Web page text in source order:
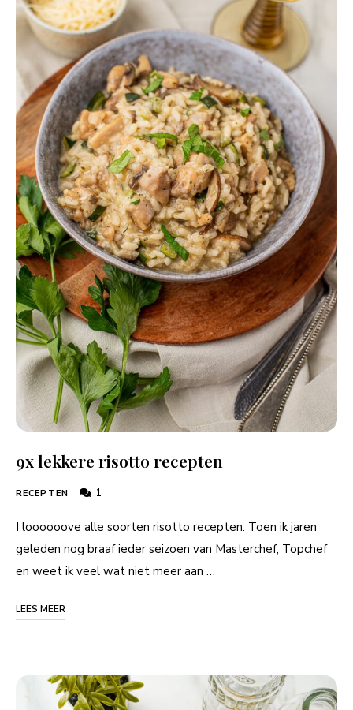
9x lekkere risotto recepten
RECEPTEN 1
I loooooove alle soorten risotto recepten. Toen ik jaren
geleden nog braaf ieder seizoen van Masterchef, Topchef
en weet ik veel wat niet meer aan …
LEES MEER